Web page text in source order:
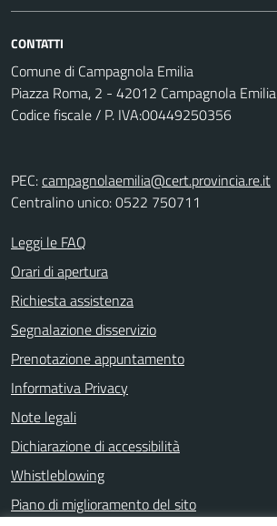
CONTATTI
Comune di Campagnola Emilia
Piazza Roma, 2 - 42012 Campagnola Emilia
Codice fiscale / P. IVA:00449250356
PEC:campagnolaemilia@cert.provincia.re.it
Centralino unico: 0522 750711
Leggi le FAQ
Orari di apertura
Richiesta assistenza
Segnalazione disservizio
Prenotazione appuntamento
Informativa Privacy
Note legali
Dichiarazione di accessibilità
Whistleblowing
Piano di miglioramento del sito